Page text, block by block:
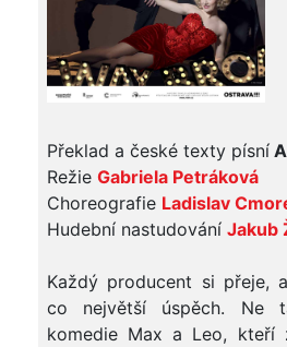
Překlad a české texty písní
Režie Gabriela Petráková
Choreografie Ladislav
Hudební nastudování Jakub
Každý producent si přeje,
co největší úspěch. Ne
komedie Max a Leo, kteří